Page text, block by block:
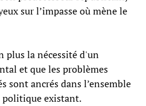
sur l’impasse où mène le
plus la nécessité d'un
et que les problèmes
sont ancrés dans l’ensemble
politique existant.